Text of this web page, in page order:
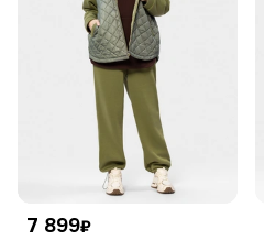
7 899₽